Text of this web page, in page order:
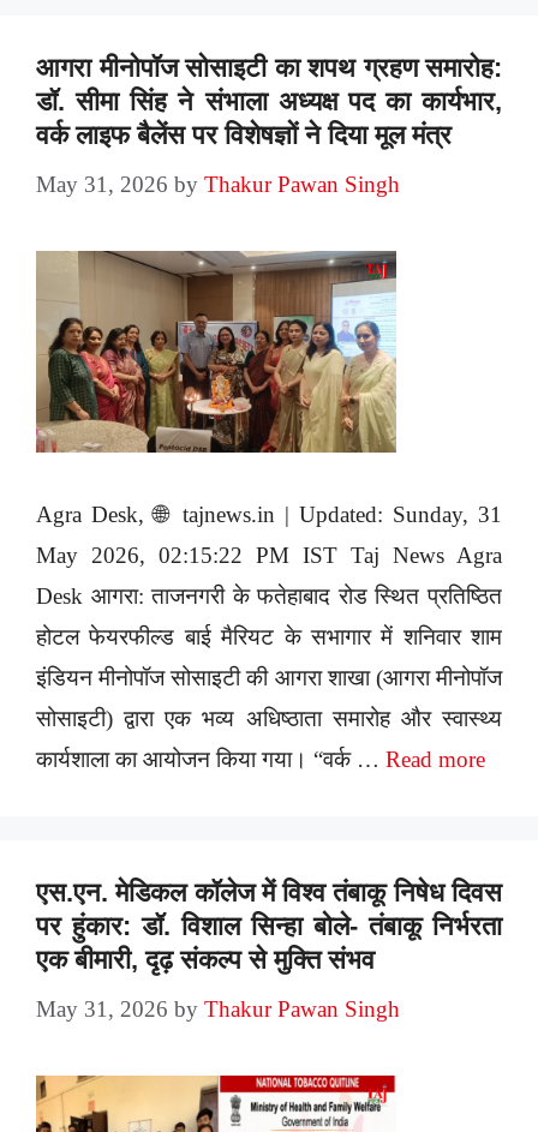
आगरा मीनोपॉज सोसाइटी का शपथ ग्रहण समारोह:
डॉ. सीमा सिंह ने संभाला अध्यक्ष पद का कार्यभार,
वर्क लाइफ बैलेंस पर विशेषज्ञों ने दिया मूल मंत्र
May 31, 2026 by Thakur Pawan Singh
Agra Desk, 🌐 tajnews.in | Updated: Sunday, 31
May 2026, 02:15:22 PM IST Taj News Agra
Desk आगरा: ताजनगरी के फतेहाबाद रोड स्थित प्रतिष्ठित
होटल फेयरफील्ड बाई मैरियट के सभागार में शनिवार शाम
इंडियन मीनोपॉज सोसाइटी की आगरा शाखा (आगरा मीनोपॉज
सोसाइटी) द्वारा एक भव्य अधिष्ठाता समारोह और स्वास्थ्य
कार्यशाला का आयोजन किया गया। “वर्क … Read more
एस.एन. मेडिकल कॉलेज में विश्व तंबाकू निषेध दिवस
पर हुंकार: डॉ. विशाल सिन्हा बोले- तंबाकू निर्भरता
एक बीमारी, दृढ़ संकल्प से मुक्ति संभव
May 31, 2026 by Thakur Pawan Singh